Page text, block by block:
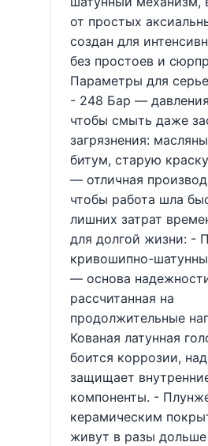
от простых
создан для
без простоев и
Параметры для
- 248 Бар — давления
чтобы смыть даже
загрязнения:
битум, старую
— отличная
чтобы работа шла
лишних затрат
для долгой жизни: -
кривошипно-
— основа
рассчитанная на
продолжительные
Кованая латунная
боится коррозии,
защищает
компоненты. -
керамическим
живут в разы